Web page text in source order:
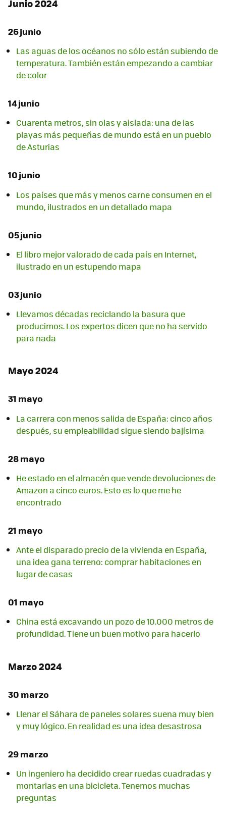
Junio 2024
26 junio
Las aguas de los océanos no sólo están subiendo de
temperatura. También están empezando a cambiar
de color
14 junio
Cuarenta metros, sin olas y aislada: una de las
playas más pequeñas de mundo está en un pueblo
de Asturias
10 junio
Los países que más y menos carne consumen en el
mundo, ilustrados en un detallado mapa
05 junio
El libro mejor valorado de cada país en Internet,
ilustrado en un estupendo mapa
03 junio
Llevamos décadas reciclando la basura que
producimos. Los expertos dicen que no ha servido
para nada
Mayo 2024
31 mayo
La carrera con menos salida de España: cinco años
después, su empleabilidad sigue siendo bajísima
28 mayo
He estado en el almacén que vende devoluciones de
Amazon a cinco euros. Esto es lo que me he
encontrado
21 mayo
Ante el disparado precio de la vivienda en España,
una idea gana terreno: comprar habitaciones en
lugar de casas
01 mayo
China está excavando un pozo de 10.000 metros de
profundidad. Tiene un buen motivo para hacerlo
Marzo 2024
30 marzo
Llenar el Sáhara de paneles solares suena muy bien
y muy lógico. En realidad es una idea desastrosa
29 marzo
Un ingeniero ha decidido crear ruedas cuadradas y
montarlas en una bicicleta. Tenemos muchas
preguntas